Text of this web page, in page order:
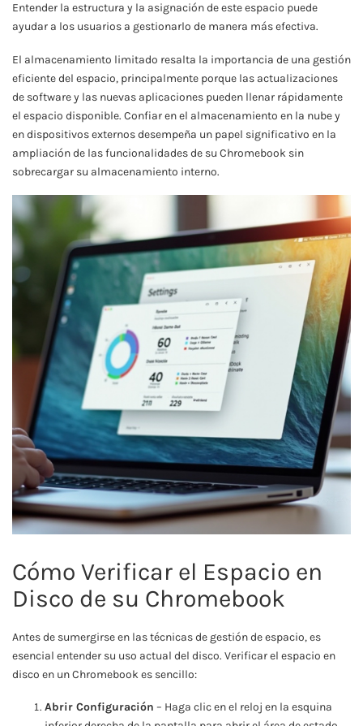
Entender la estructura y la asignación de este espacio puede
ayudar a los usuarios a gestionarlo de manera más efectiva.
El almacenamiento limitado resalta la importancia de una gestión
eficiente del espacio, principalmente porque las actualizaciones
de software y las nuevas aplicaciones pueden llenar rápidamente
el espacio disponible. Confiar en el almacenamiento en la nube y
en dispositivos externos desempeña un papel significativo en la
ampliación de las funcionalidades de su Chromebook sin
sobrecargar su almacenamiento interno.
Cómo Verificar el Espacio en
Disco de su Chromebook
Antes de sumergirse en las técnicas de gestión de espacio, es
esencial entender su uso actual del disco. Verificar el espacio en
disco en un Chromebook es sencillo:
Abrir Configuración – Haga clic en el reloj en la esquina